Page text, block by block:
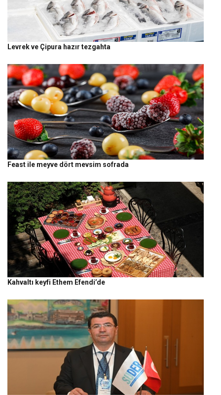
Levrek ve Çipura hazır tezgahta
Feast ile meyve dört mevsim sofrada
Kahvaltı keyfi Ethem Efendi’de